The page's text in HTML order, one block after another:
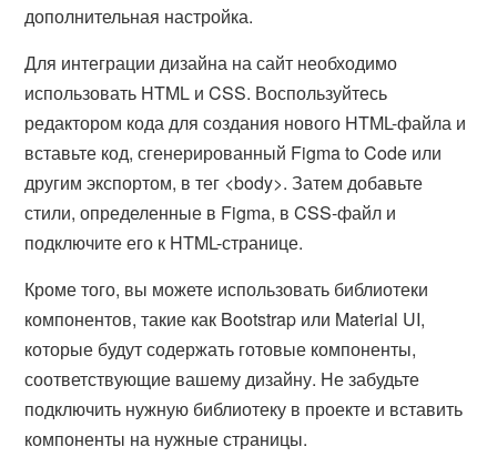
дополнительная настройка.
Для интеграции дизайна на сайт необходимо
использовать HTML и CSS. Воспользуйтесь
редактором кода для создания нового HTML-файла и
вставьте код, сгенерированный Figma to Code или
другим экспортом, в тег <body>. Затем добавьте
стили, определенные в Figma, в CSS-файл и
подключите его к HTML-странице.
Кроме того, вы можете использовать библиотеки
компонентов, такие как Bootstrap или Material UI,
которые будут содержать готовые компоненты,
соответствующие вашему дизайну. Не забудьте
подключить нужную библиотеку в проекте и вставить
компоненты на нужные страницы.